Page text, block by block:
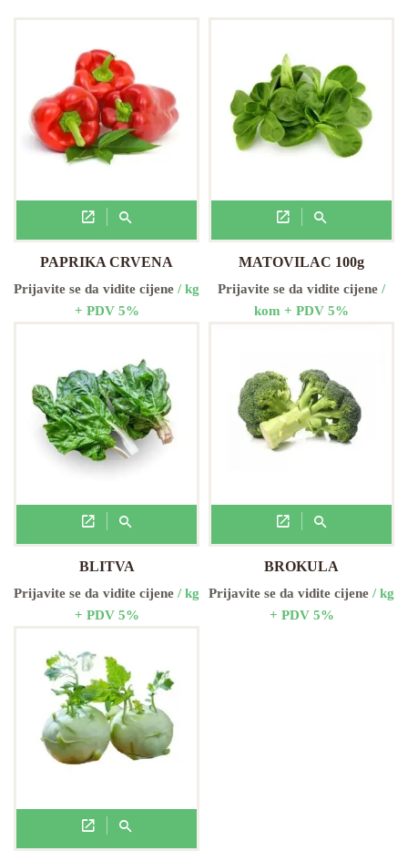
PAPRIKA CRVENA
Prijavite se da vidite cijene / kg
+ PDV 5%
MATOVILAC 100g
Prijavite se da vidite cijene /
kom + PDV 5%
BLITVA
Prijavite se da vidite cijene / kg
+ PDV 5%
BROKULA
Prijavite se da vidite cijene / kg
+ PDV 5%